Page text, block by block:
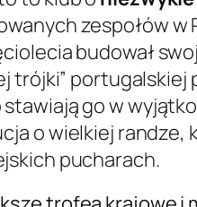
zespołów w
budował
trójki” portugalskiej
go w
o wielkiej randze,
pucharach.